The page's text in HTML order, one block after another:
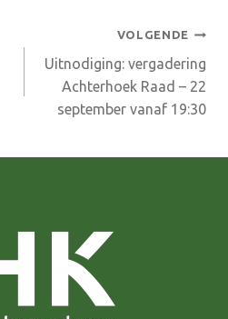
VOLGENDE
Uitnodiging: vergadering
Achterhoek Raad – 22
september vanaf 19:30